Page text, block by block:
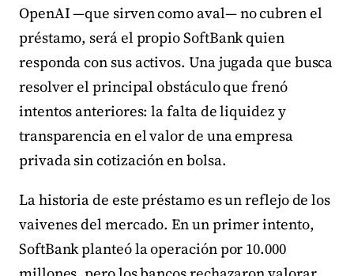
OpenAI —que sirven como aval— no cubren el
préstamo, será el propio SoftBank quien
responda con sus activos. Una jugada que busca
resolver el principal obstáculo que frenó
intentos anteriores: la falta de liquidez y
transparencia en el valor de una empresa
privada sin cotización en bolsa.
La historia de este préstamo es un reflejo de los
vaivenes del mercado. En un primer intento,
SoftBank planteó la operación por 10.000